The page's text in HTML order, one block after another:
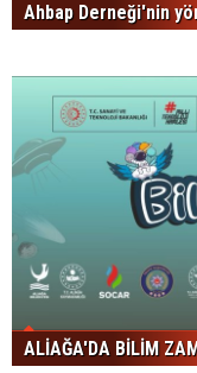
Ahbap Derneği'nin
ALİAĞA'DA BİLİM